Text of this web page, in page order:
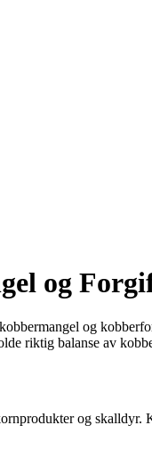
og
og
riktig balanse av
og